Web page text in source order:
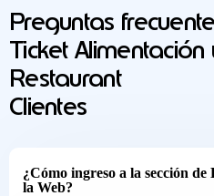
Preguntas
Ticket Alimentación
Restaurant
Clientes
¿Cómo ingreso a la sección
la Web?